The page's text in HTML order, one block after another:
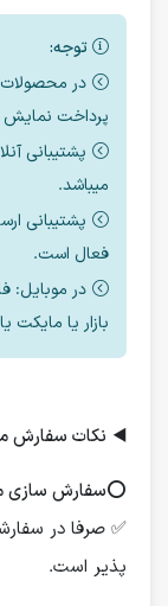
توجه:
در محصولات
پرداخت نمایش
میباشد.
فعال است.
بازار یا مایکت
◀️ نکات سفارش
⭕️سفارش سازی
پذیر است.